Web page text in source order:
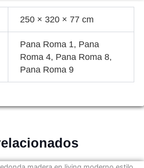
250 × 320 × 77 cm
Pana Roma 1, Pana
Roma 4, Pana Roma 8,
Pana Roma 9